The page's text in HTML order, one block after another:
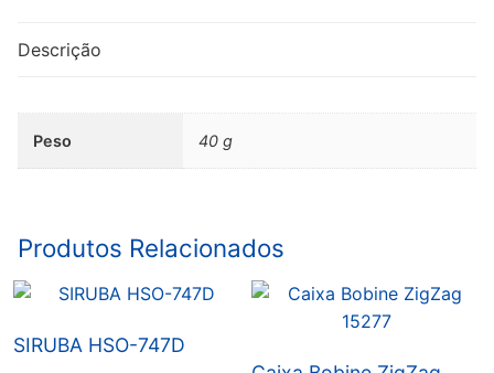
Descrição
Peso 40 g
Produtos Relacionados
SIRUBA HSO-747D